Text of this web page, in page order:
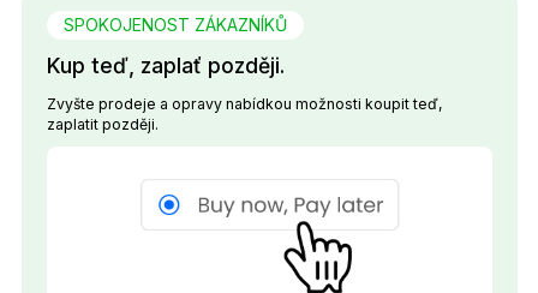
SPOKOJENOST ZÁKAZNÍKŮ
Kup teď, zaplať později.
Zvyšte prodeje a opravy nabídkou možnosti koupit teď,
zaplatit později.